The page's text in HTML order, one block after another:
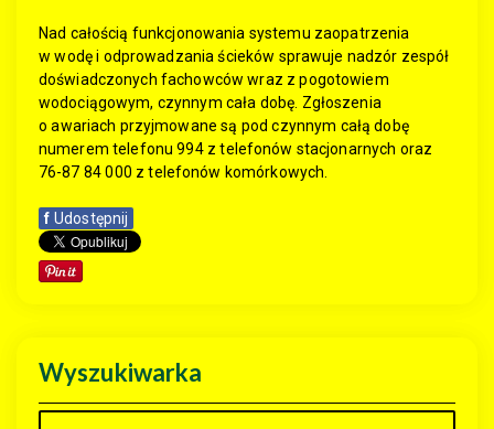
Nad całością funkcjonowania systemu zaopatrzenia
w wodę i odprowadzania ścieków sprawuje nadzór zespół
doświadczonych fachowców wraz z pogotowiem
wodociągowym, czynnym cała dobę. Zgłoszenia
o awariach przyjmowane są pod czynnym całą dobę
numerem telefonu 994 z telefonów stacjonarnych oraz
76-87 84 000 z telefonów komórkowych.
f Udostępnij
Wyszukiwarka